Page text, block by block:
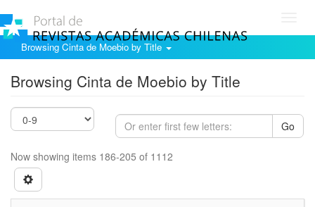
Browsing Cinta de Moebio by Title
Browsing Cinta de Moebio by Title
Go
Now showing items 186-205 of 1112